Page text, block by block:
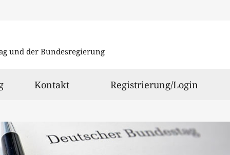
und der Bundesregierung
Kontakt Registrierung/Login